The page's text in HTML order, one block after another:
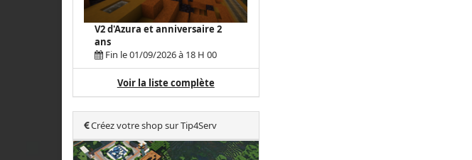
V2 d'Azura et anniversaire 2
ans
Fin le 01/09/2026 à 18 H 00
Voir la liste complète
Créez votre shop sur Tip4Serv